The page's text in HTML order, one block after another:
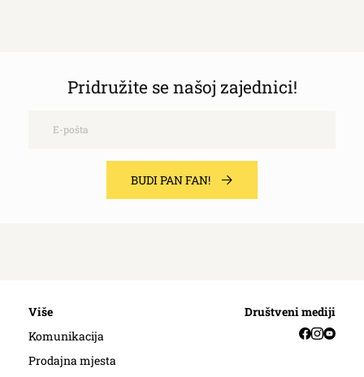
Pridružite se našoj zajednici!
BUDI PAN FAN!
Više
Komunikacija
Prodajna mjesta
Društveni mediji
Facebook